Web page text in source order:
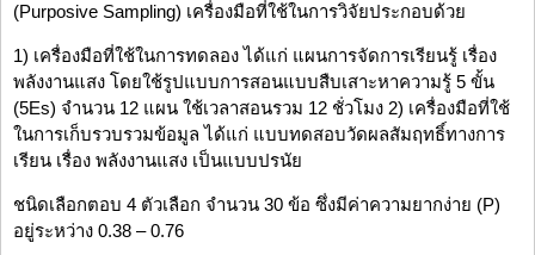
(Purposive Sampling) เครื่องมือที่ใช้ในการวิจัยประกอบด้วย
1) เครื่องมือที่ใช้ในการทดลอง ได้แก่ แผนการจัดการเรียนรู้ เรื่อง
พลังงานแสง โดยใช้รูปแบบการสอนแบบสืบเสาะหาความรู้ 5 ขั้น
(5Es) จำนวน 12 แผน ใช้เวลาสอนรวม 12 ชั่วโมง 2) เครื่องมือที่ใช้
ในการเก็บรวบรวมข้อมูล ได้แก่ แบบทดสอบวัดผลสัมฤทธิ์ทางการ
เรียน เรื่อง พลังงานแสง เป็นแบบปรนัย
ชนิดเลือกตอบ 4 ตัวเลือก จำนวน 30 ข้อ ซึ่งมีค่าความยากง่าย (P)
อยู่ระหว่าง 0.38 – 0.76